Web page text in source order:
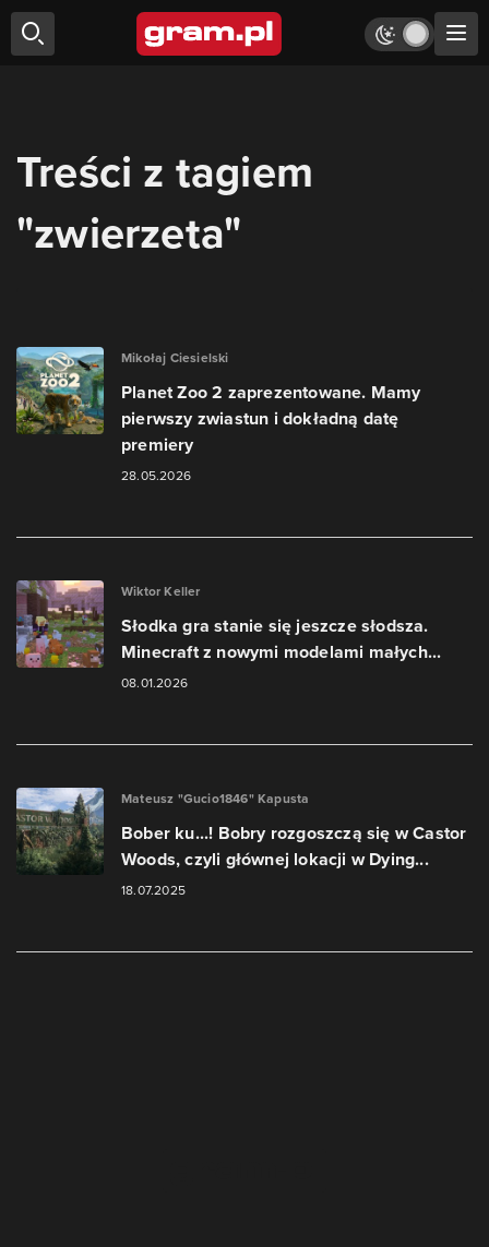
Treści z tagiem
"zwierzeta"
Mikołaj Ciesielski
Planet Zoo 2 zaprezentowane. Mamy
pierwszy zwiastun i dokładną datę
premiery
28.05.2026
Wiktor Keller
Słodka gra stanie się jeszcze słodsza.
Minecraft z nowymi modelami małych...
08.01.2026
Mateusz "Gucio1846" Kapusta
Bober ku...! Bobry rozgoszczą się w Castor
Woods, czyli głównej lokacji w Dying...
18.07.2025